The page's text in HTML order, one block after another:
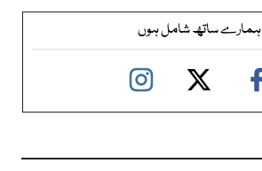
ہمارے ساتھ شامل ہوں